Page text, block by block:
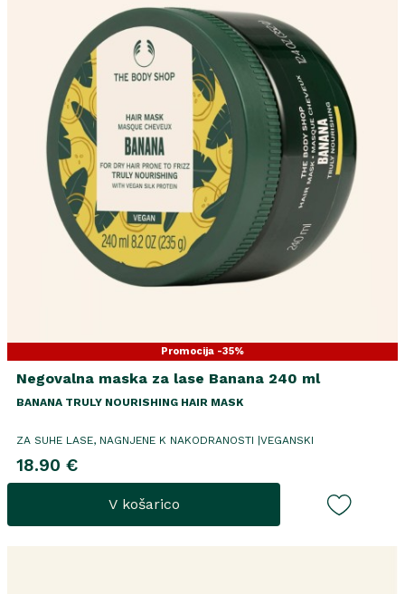
Promocija -35%
Negovalna maska za lase Banana 240 ml
BANANA TRULY NOURISHING HAIR MASK
ZA SUHE LASE, NAGNJENE K NAKODRANOSTI |VEGANSKI
18.90 €
V košarico